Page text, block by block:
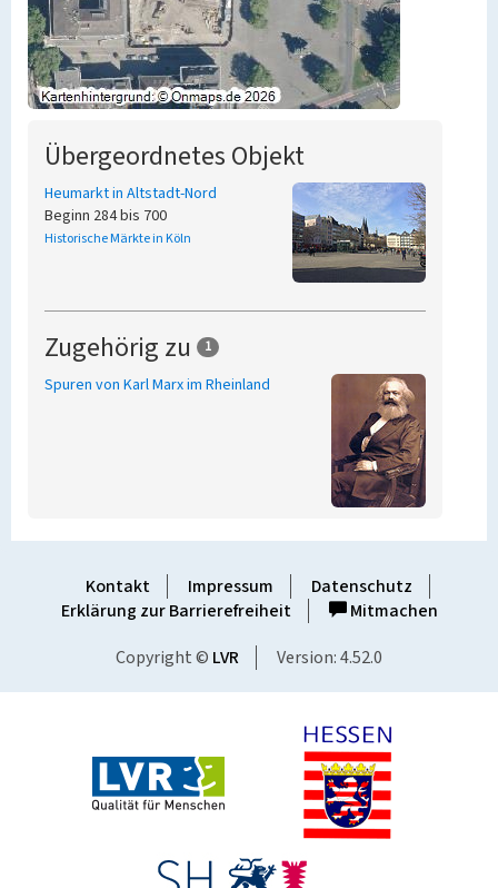
Übergeordnetes Objekt
Heumarkt in Altstadt-Nord
Beginn 284 bis 700
Historische Märkte in Köln
Zugehörig zu 1
Spuren von Karl Marx im Rheinland
Kontakt Impressum
Datenschutz
Erklärung zur Barrierefreiheit
Mitmachen
Copyright © LVR Version: 4.52.0